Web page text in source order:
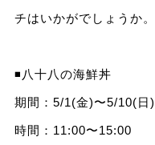
チはいかがでしょうか。
◾️八十八の海鮮丼
期間：5/1(金)〜5/10(日)
時間：11:00〜15:00